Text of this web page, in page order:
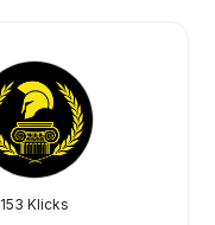
153 Klicks